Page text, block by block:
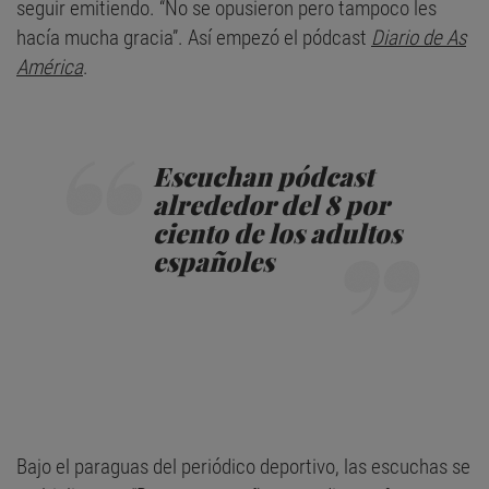
seguir emitiendo. “No se opusieron pero tampoco les
hacía mucha gracia”. Así empezó el pódcast Diario de As
América.
Escuchan pódcast
alrededor del 8 por
ciento de los adultos
españoles
Bajo el paraguas del periódico deportivo, las escuchas se